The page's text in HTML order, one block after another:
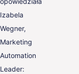
Izabela
Wegner,
Marketing
Automation
Leader: